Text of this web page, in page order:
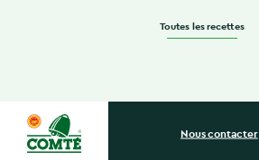
Toutes les recettes
Nous contacter